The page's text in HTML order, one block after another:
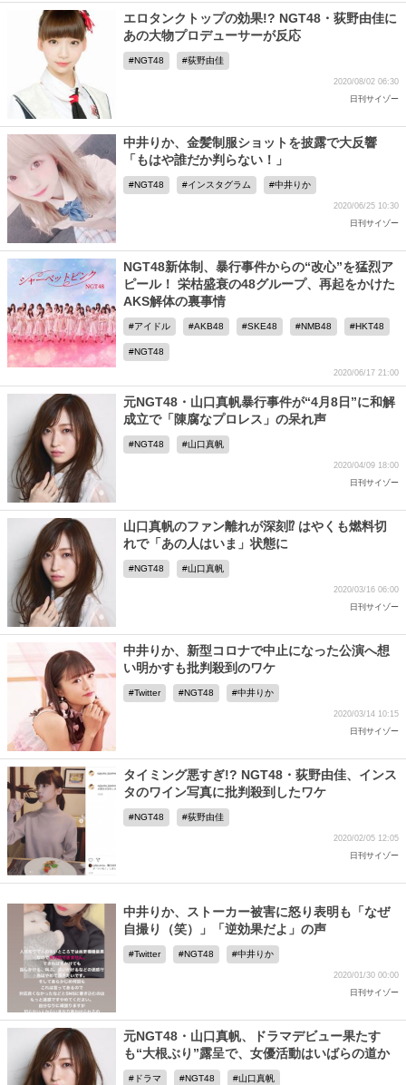
エロタンクトップの効果!? NGT48・荻野由佳に
あの大物プロデューサーが反応
NGT48 荻野由佳
2020/08/02 06:30
日刊サイゾー
中井りか、金髪制服ショットを披露で大反響
「もはや誰だか判らない！」
NGT48 インスタグラム 中井りか
2020/06/25 10:30
日刊サイゾー
NGT48新体制、暴行事件からの“改心”を猛烈ア
ピール！ 栄枯盛衰の48グループ、再起をかけた
AKS解体の裏事情
アイドル AKB48 SKE48 NMB48 HKT48
NGT48
2020/06/17 21:00
元NGT48・山口真帆暴行事件が“4月8日”に和解
成立で「陳腐なプロレス」の呆れ声
NGT48 山口真帆
2020/04/09 18:00
日刊サイゾー
山口真帆のファン離れが深刻⁉ はやくも燃料切
れで「あの人はいま」状態に
NGT48 山口真帆
2020/03/16 06:00
日刊サイゾー
中井りか、新型コロナで中止になった公演へ想
い明かすも批判殺到のワケ
Twitter NGT48 中井りか
2020/03/14 10:15
日刊サイゾー
タイミング悪すぎ!? NGT48・荻野由佳、インス
タのワイン写真に批判殺到したワケ
NGT48 荻野由佳
2020/02/05 12:05
日刊サイゾー
中井りか、ストーカー被害に怒り表明も「なぜ
自撮り（笑）」「逆効果だよ」の声
Twitter NGT48 中井りか
2020/01/30 00:00
日刊サイゾー
元NGT48・山口真帆、ドラマデビュー果たす
も“大根ぶり”露呈で、女優活動はいばらの道か
ドラマ NGT48 山口真帆